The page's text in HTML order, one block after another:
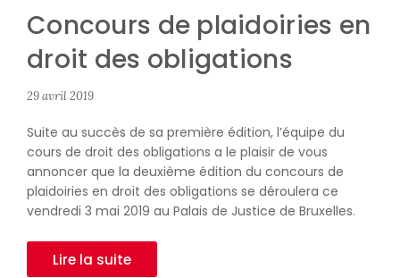
Concours de plaidoiries en
droit des obligations
29 avril 2019
Suite au succès de sa première édition, l’équipe du
cours de droit des obligations a le plaisir de vous
annoncer que la deuxième édition du concours de
plaidoiries en droit des obligations se déroulera ce
vendredi 3 mai 2019 au Palais de Justice de Bruxelles.
Lire la suite